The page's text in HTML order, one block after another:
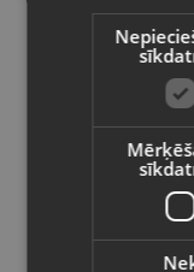
Huawei P
valodā
Valsts